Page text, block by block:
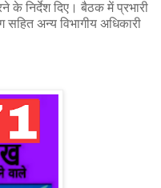
के निर्देश दिए। बैठक में प्रभारी
अन्य विभागीय अधिकारी